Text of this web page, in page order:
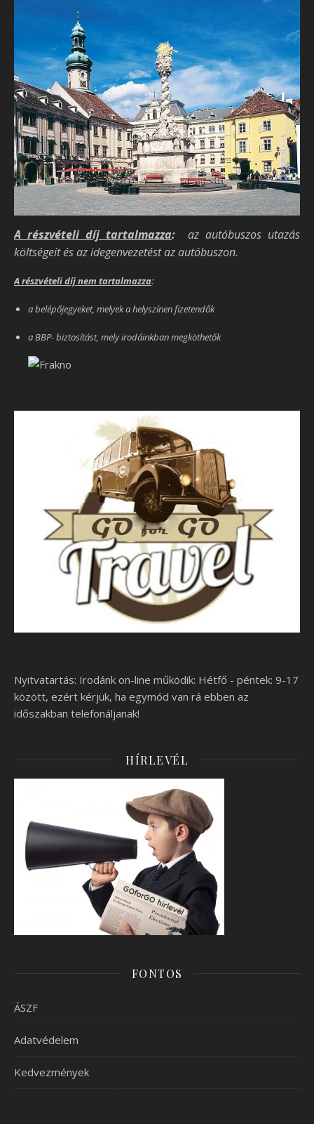
A részvételi díj tartalmazza: az autóbuszos utazás
költségeit és az idegenvezetést az autóbuszon.
A részvételi díj nem tartalmazza:
a belépőjegyeket, melyek a helyszínen fizetendők
a BBP- biztosítást, mely irodáinkban megköthetők
Nyitvatartás: Irodánk on-line működik: Hétfő - péntek: 9-17
között, ezért kérjük, ha egymód van rá ebben az
időszakban telefonáljanak!
HÍRLEVÉL
FONTOS
ÁSZF
Adatvédelem
Kedvezmények